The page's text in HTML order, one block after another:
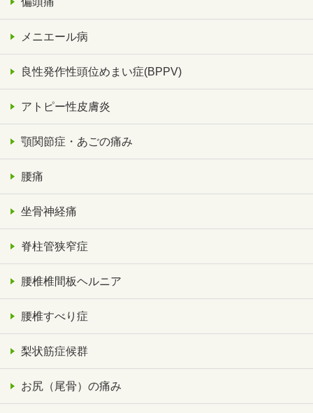
メニエール病
良性発作性頭位めまい症(BPPV)
アトピー性皮膚炎
顎関節症・あごの痛み
腰痛
坐骨神経痛
脊柱管狭窄症
腰椎椎間板ヘルニア
腰椎すべり症
梨状筋症候群
お尻（尾骨）の痛み